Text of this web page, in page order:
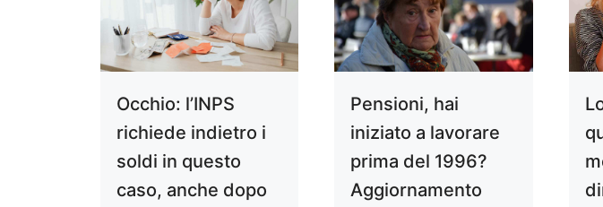
Occhio: l’INPS
richiede indietro i
soldi in questo
caso, anche dopo
Pensioni, hai
iniziato a lavorare
prima del 1996?
Aggiornamento